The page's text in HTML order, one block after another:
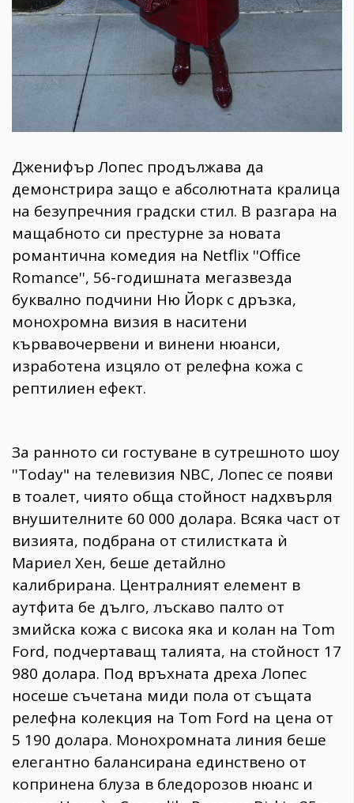
ПОСЛЕДВАЙТЕ
НИ
​Дженифър Лопес продължава да
демонстрира защо е абсолютната кралица
на безупречния градски стил. В разгара на
мащабното си престурне за новата
романтична комедия на Netflix ''Office
Romance'', 56-годишната мегазвезда
буквално подчини Ню Йорк с дръзка,
монохромна визия в наситени
кървавочервени и винени нюанси,
изработена изцяло от релефна кожа с
рептилиен ефект.
​За ранното си гостуване в сутрешното шоу
''Today" на телевизия NBC, Лопес се появи
в тоалет, чиято обща стойност надхвърля
внушителните 60 000 долара. Всяка част от
визията, подбрана от стилистката ѝ
Мариел Хен, беше детайлно
калибрирана. Централният елемент в
аутфита бе дълго, лъскаво палто от
змийска кожа с висока яка и колан на Tom
Ford, подчертаващ талията, на стойност 17
980 долара. Под връхната дреха Лопес
носеше съчетана миди пола от същата
релефна колекция на Tom Ford на цена от
5 190 долара. Монохромната линия беше
елегантно балансирана единствено от
копринена блуза в бледорозов нюанс и